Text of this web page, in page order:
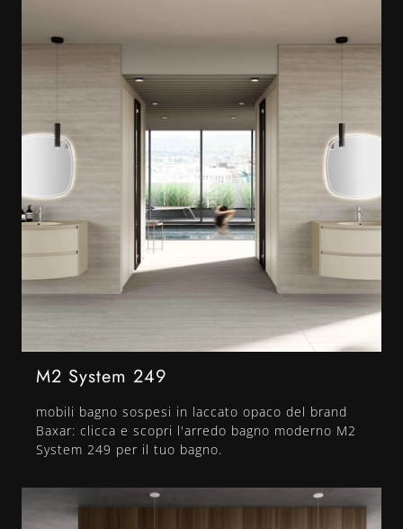
M2 System 249
mobili bagno sospesi in laccato opaco del brand
Baxar: clicca e scopri l'arredo bagno moderno M2
System 249 per il tuo bagno.